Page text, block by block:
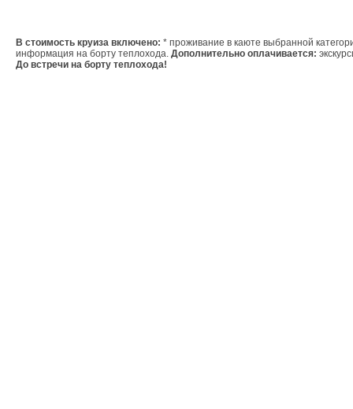
В стоимость круиза включено: * проживание в каюте выбранной
информация на борту теплохода. Дополнительно оплачивается:
До встречи на борту теплохода!